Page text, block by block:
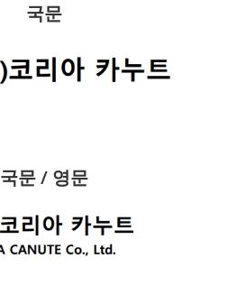
국문
국문 / 영문